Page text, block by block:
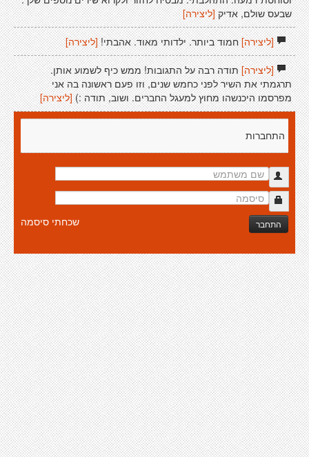
שבעס שולם, אדיק [ליצירה]
[ליצירה]חמוד ביותר. ילדותי מאוד. אהבתי! [ליצירה]
[ליצירה]תודה רבה על התגובות! ממש כיף לשמוע אותן.
תרגמתי את השיר לפני כחמש שנים, וזו פעם ראשונה בה אני
מפרסמו היכנשהו מחוץ למעגל החברים. ושוב, תודה :) [ליצירה]
התחברות
התחבר שכחתי סיסמה